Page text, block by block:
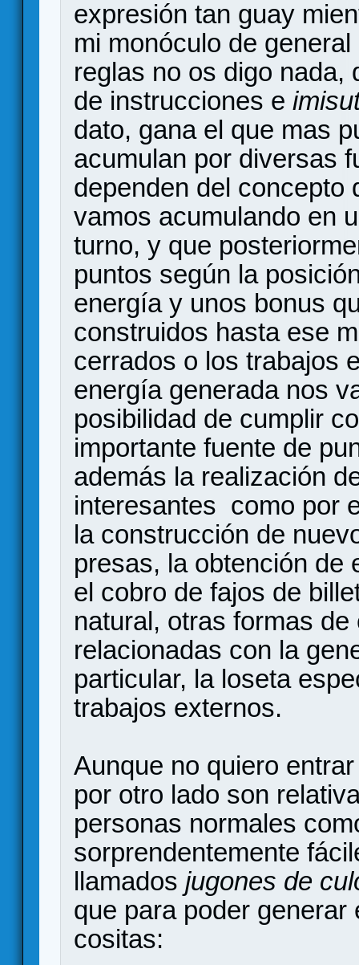
expresión tan guay
mi monóculo de
reglas no os digo nada,
de instrucciones e
dato, gana el que mas
acumulan por diversas
dependen del concepto
vamos acumulando en
turno, y que
puntos según la
energía y unos bonus
construidos hasta ese
cerrados o los trabajos
energía generada nos
posibilidad de cumplir
importante fuente de
además la realización
interesantes como por
la construcción de
presas, la obtención de
el cobro de fajos de
natural, otras formas
relacionadas con la
particular, la loseta
trabajos externos.
Aunque no quiero
por otro lado son
personas normales
sorprendentemente
llamados jugones de
que para poder
cositas: